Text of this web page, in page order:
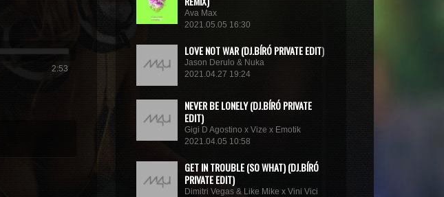
2:53
Ava Max
2021.05.05 16:30
LOVE NOT WAR (DJ.BÍRÓ PRIVATE EDIT)
Jason Derulo & Nuka
2021.04.27 19:24
NEVER BE LONELY (DJ.BÍRÓ PRIVATE
EDIT)
Gigi D Agostino x Vize x Emotik
2021.04.05 10:58
GET IN TROUBLE (SO WHAT) (DJ.BÍRÓ
PRIVATE EDIT)
Dimitri Vegas & Like Mike x Vini Vici